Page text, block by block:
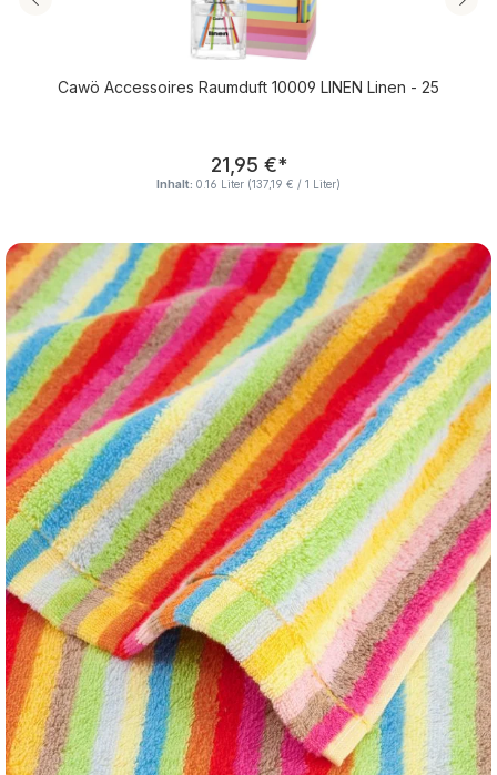
Cawö Accessoires Raumduft 10009 LINEN Linen - 25
Regulärer Preis:
21,95 €*
Inhalt: 0.16 Liter (137,19 € / 1 Liter)